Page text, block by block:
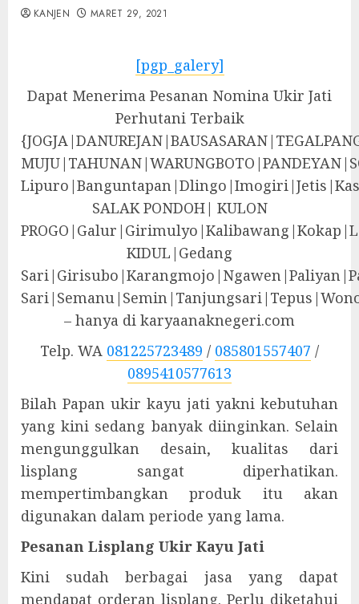
KANJEN MARET 29, 2021
[pgp_galery]
Dapat Menerima Pesanan Nomina Ukir Jati
Perhutani Terbaik
SALAK PONDOH| KULON
KIDUL|Gedang
– hanya di karyaanaknegeri.com
Telp. WA 081225723489 / 085801557407 /
0895410577613
Bilah Papan ukir kayu jati yakni kebutuhan
yang kini sedang banyak diinginkan. Selain
mengunggulkan desain, kualitas dari
lisplang sangat diperhatikan.
mempertimbangkan produk itu akan
digunakan dalam periode yang lama.
Pesanan Lisplang Ukir Kayu Jati
Kini sudah berbagai jasa yang dapat
mendapat orderan lisplang. Perlu diketahui